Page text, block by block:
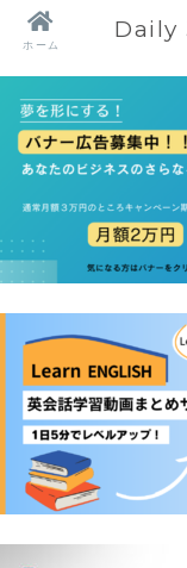
ホーム
Daily